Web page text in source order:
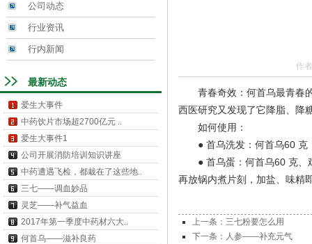
公司动态
行业资讯
行内新闻
最新动态
爱生大事件
中药饮片市场超2700亿元 ..
爱生大事件1
公司开展消防培训知识讲座
中药遭遇飞检，都栽在了这些地..
三七——调血妙品
灵芝——补气益血
2017年第一季度中药材六大..
何首乌——滋补良药
作
青春奇效：何首乌最青春
西医研究又发现了它降脂、降
如何使用：
● 首乌洗发：何首乌60 克，
● 首乌蛋：何首乌60 克、鸡
再放锅内煮片刻，加盐、味精
上一条：三七粉要怎么用
下一条：人参——补充元气